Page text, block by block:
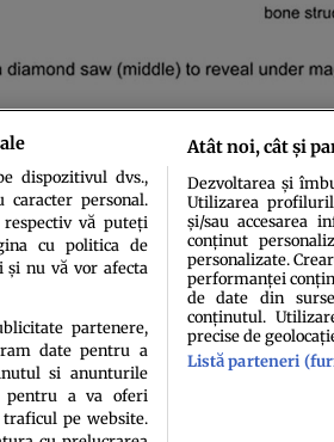
Politica de cookiesTermeni şi
dispozitivul dvs.,
personal.
vă puteți
cu politica de
nu vă vor afecta
partenere,
date pentru a
si anunturile
pentru a va oferi
pe website.
Atât noi, cât și
Dezvoltarea și
Utilizarea
și/sau accesarea
conținut
personalizate.
performanței
de date din
conținutul.
precise de
Listă parteneri